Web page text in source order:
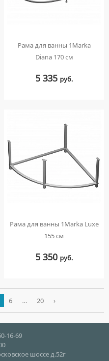
Рама для ванны 1Marka
Diana 170 см
5 335 руб.
Рама для ванны 1Marka Luxe
155 см
5 350 руб.
6 … 20 ›
16-69
шоссе д.52г